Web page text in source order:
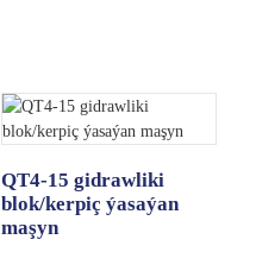
QT4-15 gidrawliki
blok/kerpiç ýasaýan
maşyn